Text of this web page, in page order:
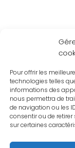
Pour offrir les
technologies telles
informations des
nous permettra de
de navigation ou les
consentir ou de
sur certaines